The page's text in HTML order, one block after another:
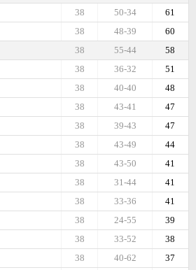
61
50-34
38
60
48-39
38
58
55-44
38
51
36-32
38
48
40-40
38
47
43-41
38
47
39-43
38
44
43-49
38
41
43-50
38
41
31-44
38
41
33-36
38
39
24-55
38
38
33-52
38
37
40-62
38